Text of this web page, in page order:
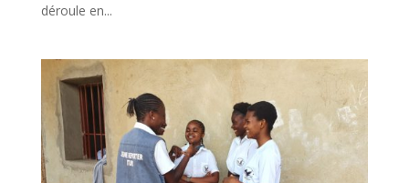
déroule en...